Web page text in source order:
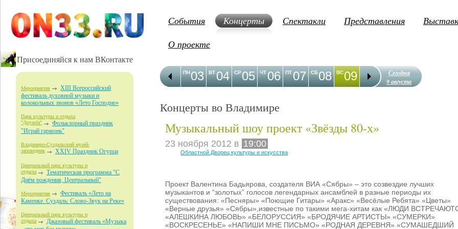
Присоединяйся к нам ВКонтакте
Мероприятия
XIII Всероссийский
фестиваль духовной музыки и
колокольных звонов «Лето Господне»
Парк культуры и отдыха
"Дружба"
Фольклорный праздник
"Играй гармонь"
Владимиро-Суздальский музей-
заповедник XXIV Праздник Огурца
Центральный парк культуры и
отдыха
Тематическая программа "С
Днём рождения, Центральный"
Мероприятия
Фестиваль «Лето на
Каменке. Суздаль: Слово-Звук на Реке»
Центральный парк культуры и
отдыха
Джазовый фестиваль «Музыка
События Концерты Спектакли Представления
О проекте
03
ПН 04
ВТ 05
СР 06
ЧТ 07
ПТ 08
СБ 09
ВС 10
ПН 11
ВТ 12
СР
Сегодня
9 августа
Концерты во Владимире
Музыкальный шоу проект «Звёзды 80-х»
23 ноября 2012 в 19:00
Областной Дворец культуры и искусства
Проект Валентина Бадьяровa, создателя ВИА «Сябры» – это созвездие лучших
музыкантов и “золотых” голосов легендарных ансамблей в разные периоды их
существования: «Песняры» «Поющие Гитары» «Аракс» «Весёлые Ребята» «Цветы»
«Верные друзья» «Сябры»,известныe по такими мега-хитам как «ЛЮДИ
«АЛЕШКИНА ЛЮБОВЬ» «БЕЛОРУССИЯ» «БРОДЯЧИЕ АРТИСТЫ» «СУМЕРКИ»
«ВОСКРЕСЕНЬЕ» «НАПИШИ МНЕ ПИСЬМО» «РОДНАЯ ДЕРЕВНЯ» «СУМАШЕДШИЙ